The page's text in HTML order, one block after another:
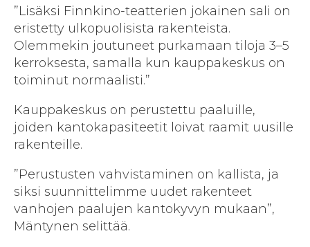
”Lisäksi Finnkino-teatterien jokainen sali on
eristetty ulkopuolisista rakenteista.
Olemmekin joutuneet purkamaan tiloja 3–5
kerroksesta, samalla kun kauppakeskus on
toiminut normaalisti.”
Kauppakeskus on perustettu paaluille,
joiden kantokapasiteetit loivat raamit uusille
rakenteille.
”Perustusten vahvistaminen on kallista, ja
siksi suunnittelimme uudet rakenteet
vanhojen paalujen kantokyvyn mukaan”,
Mäntynen selittää.